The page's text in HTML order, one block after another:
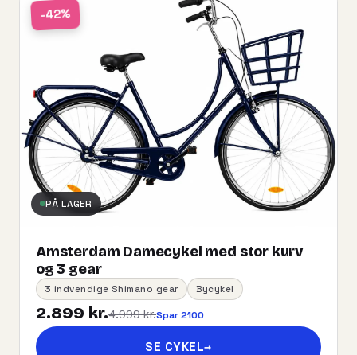
-42%
PÅ LAGER
Amsterdam Damecykel med stor kurv
og 3 gear
3 indvendige Shimano gear Bycykel
2.899 kr.4.999 kr.Spar 2100
SE CYKEL→